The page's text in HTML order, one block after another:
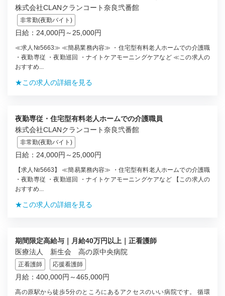
株式会社CLANクランコート奈良弐番館
非常勤(夜勤バイト)
日給：24,000円～25,000円
≪求人№5663≫ ≪簡易業務内容≫ ・住宅型有料老人ホームでの介護職
・夜勤専従 ・夜勤巡回 ・ナイトケアモーニングケアなど ≪この求人の
おすすめ...
★この求人の詳細を見る
夜勤専従・住宅型有料老人ホームでの介護職員
株式会社CLANクランコート奈良弐番館
非常勤(夜勤バイト)
日給：24,000円～25,000円
【求人№5663】 ≪簡易業務内容≫ ・住宅型有料老人ホームでの介護職
・夜勤専従 ・夜勤巡回 ・ナイトケアモーニングケアなど 【この求人の
おすすめ...
★この求人の詳細を見る
期間限定高給与｜月給40万円以上｜正看護師
医療法人 新生会 高の原中央病院
正看護師 応援看護師
月給：400,000円～465,000円
高の原駅から徒歩5分のところにあるアクセスのいい病院です。 循環